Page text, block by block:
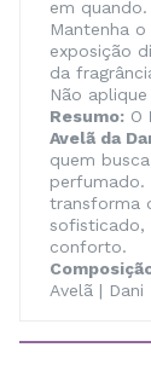
em quando.
Mantenha
exposição
da
Não
Resumo: O
Avelã da
quem
perfumado.
transforma
sofisticado,
conforto.
Avelã | Dani